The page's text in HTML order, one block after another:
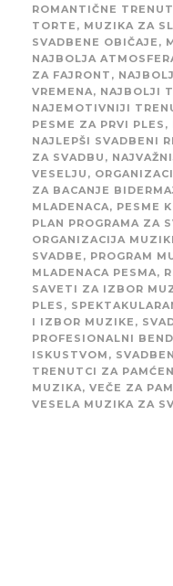
ROMANTIČNE
TORTE , MUZIKA ZA
SVADBENE OBIČAJE ,
NAJBOLJA
ZA FAJRONT ,
VREMENA, NAJBOLJI
NAJEMOTIVNIJI
PESME ZA PRVI PLES ,
NAJLEPŠI SVADBENI
ZA SVADBU ,
VESELJU ,
ZA BACANJE
MLADENACA, PESME
PLAN PROGRAMA ZA
ORGANIZACIJA
SVADBE , PROGRAM
MLADENACA PESMA,
SAVETI ZA IZBOR
PLES ,
I IZBOR MUZIKE ,
PROFESIONALNI BEND
ISKUSTVOM ,
TRENUTCI ZA
MUZIKA, VEČE ZA
VESELA MUZIKA ZA